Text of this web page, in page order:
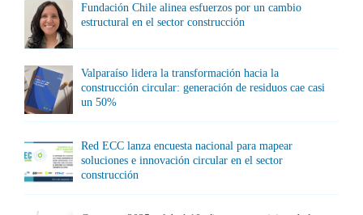
Fundación Chile alinea esfuerzos por un cambio
estructural en el sector construcción
Valparaíso lidera la transformación hacia la
construcción circular: generación de residuos cae casi
un 50%
Red ECC lanza encuesta nacional para mapear
soluciones e innovación circular en el sector
construcción